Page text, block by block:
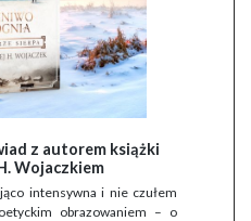
z autorem książki
Wojaczkiem
intensywna i nie czułem
obrazowaniem – o